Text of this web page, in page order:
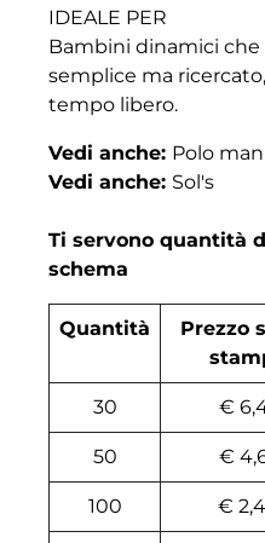
IDEALE PER
Bambini dinamici che
semplice ma
tempo libero.
Vedi anche: Polo
Vedi anche: Sol's
Ti servono quantità
schema
Quantità
Prezzo
30 €
50 €
100 €